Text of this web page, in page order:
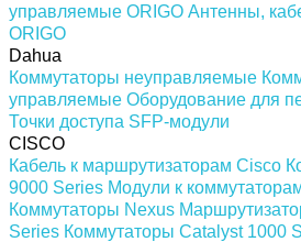
управляемые ORIGO Антенны,
ORIGO
Dahua
Коммутаторы неуправляемые
управляемые Оборудование для
Точки доступа SFP-модули
CISCO
Кабель к маршрутизаторам Cisco
9000 Series Модули к
Коммутаторы Nexus
Series Коммутаторы Catalyst 1000